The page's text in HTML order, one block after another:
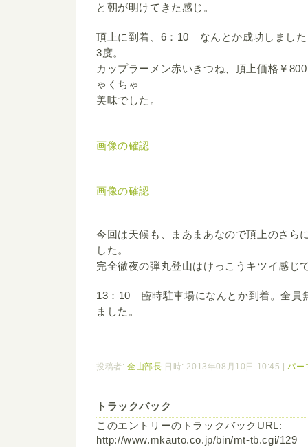
と朝が明けてきた感じ。
頂上に到着、6：10 なんとか成功しまし
3度。
カップラーメン赤いきつね、頂上価格￥
ゃくちゃ
美味でした。
画像の確認
画像の確認
今回は天候も、まあまあなので頂上のさら
した。
完全徹夜の弾丸登山はけっこうキツイ感じ
13：10 臨時駐車場になんとか到着。全員
ました。
投稿者:金山部長 日時: 2013年08月10日 10:45 パー
トラックバック
このエントリーのトラックバックURL:
http://www.mkauto.co.jp/bin/mt-tb.cgi/129